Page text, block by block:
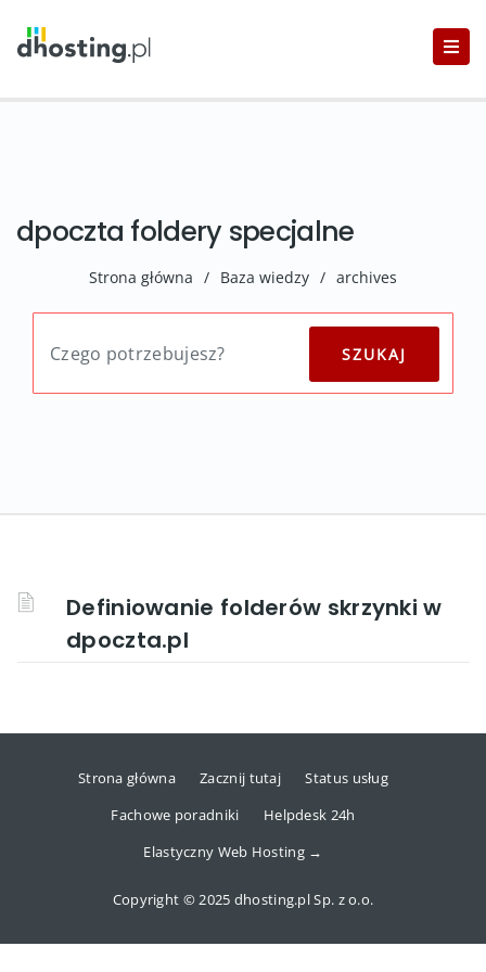
dpoczta foldery specjalne
Strona główna / Baza wiedzy / archives
Definiowanie folderów skrzynki w
dpoczta.pl
Strona główna Zacznij tutaj
Status usług
Fachowe poradniki
Helpdesk 24h
Elastyczny Web Hosting →
Copyright © 2025 dhosting.pl Sp. z o.o.